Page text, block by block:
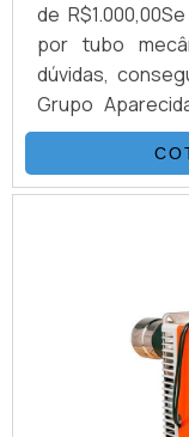
de
por tubo
dúvidas,
Grupo
Aço.
maior
maior
busca é por
com os
Aparecida
encontrar
com os
DETALHES